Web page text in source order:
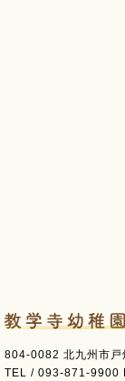
804-0082 北九州市
TEL / 093-871-9900